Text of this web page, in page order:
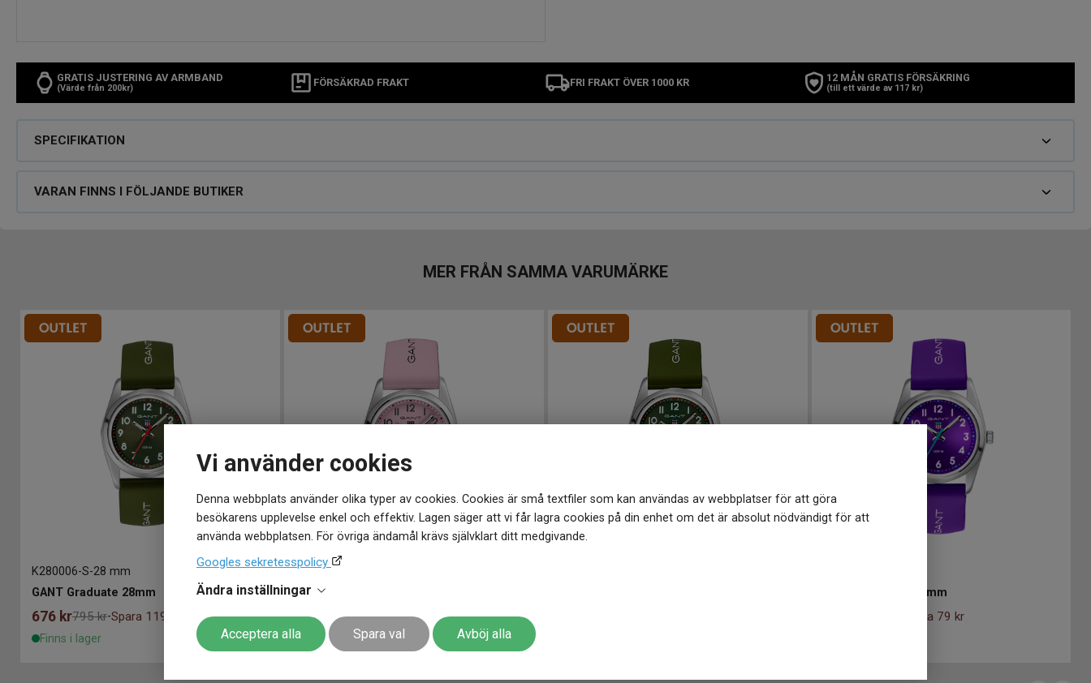
Vi använder cookies
Denna webbplats använder olika typer av cookies. Cookies är små textfiler som kan användas av webbplatser för att göra
besökarens upplevelse enkel och effektiv. Lagen säger att vi får lagra cookies på din enhet om det är absolut nödvändigt för att
använda webbplatsen. För övriga ändamål krävs självklart ditt medgivande.
Googles sekretesspolicy
Ändra inställningar
Acceptera alla Spara val Avböj alla
GRATIS JUSTERING AV ARMBAND
(Värde från 200kr) FÖRSÄKRAD FRAKT FRI FRAKT ÖVER 1000 KR 12 MÅN GRATIS FÖRSÄKRING
(till ett värde av 117 kr)
SPECIFIKATION
VARAN FINNS I FÖLJANDE BUTIKER
MER FRÅN SAMMA VARUMÄRKE
K280006-S-28 mm
GANT Graduate 28mm
676 kr795 kr-Spara 119 kr
Finns i lager
K280007
GANT Graduate 28mm
716 kr795 kr-Spara 79 kr
Finns i lager
GANT Graduate 28mm
Spara 79 kr